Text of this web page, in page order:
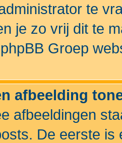
te
je zo vrij dit te
Groep
afbeelding
afbeeldingen
De eerste